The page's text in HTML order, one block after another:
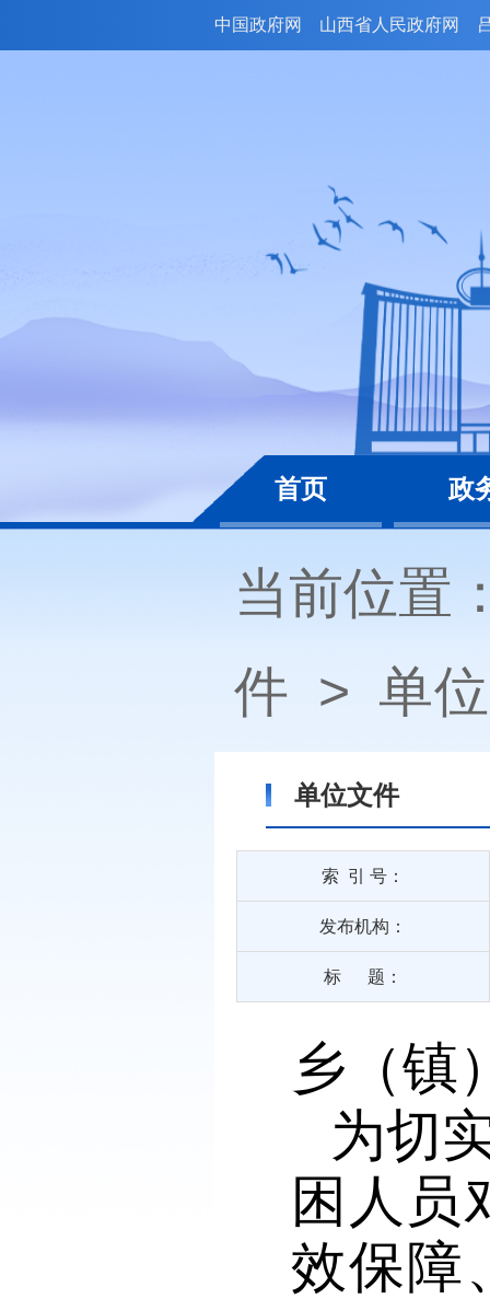
中国政府网 山西省人民政府网
首页 政
当前位置
件 > 单
单位文件
索 引 号：
发布机构：
标 题：
乡（镇
为切
困人员
效保障